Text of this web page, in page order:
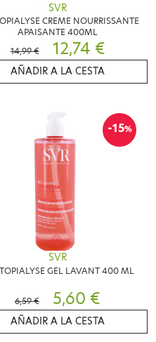
SVR
CREME NOURRISSANTE
APAISANTE 400ML
14,99 €
12,74 €
AÑADIR A LA CESTA
-15%
SVR
GEL LAVANT 400 ML
6,59 € 5,60 €
AÑADIR A LA CESTA